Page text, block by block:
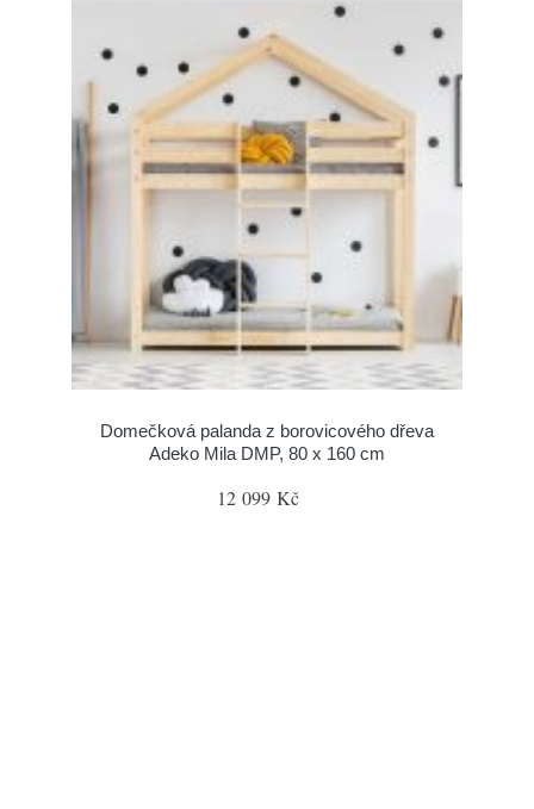
Domečková palanda z borovicového dřeva
Adeko Mila DMP, 80 x 160 cm
12 099 Kč